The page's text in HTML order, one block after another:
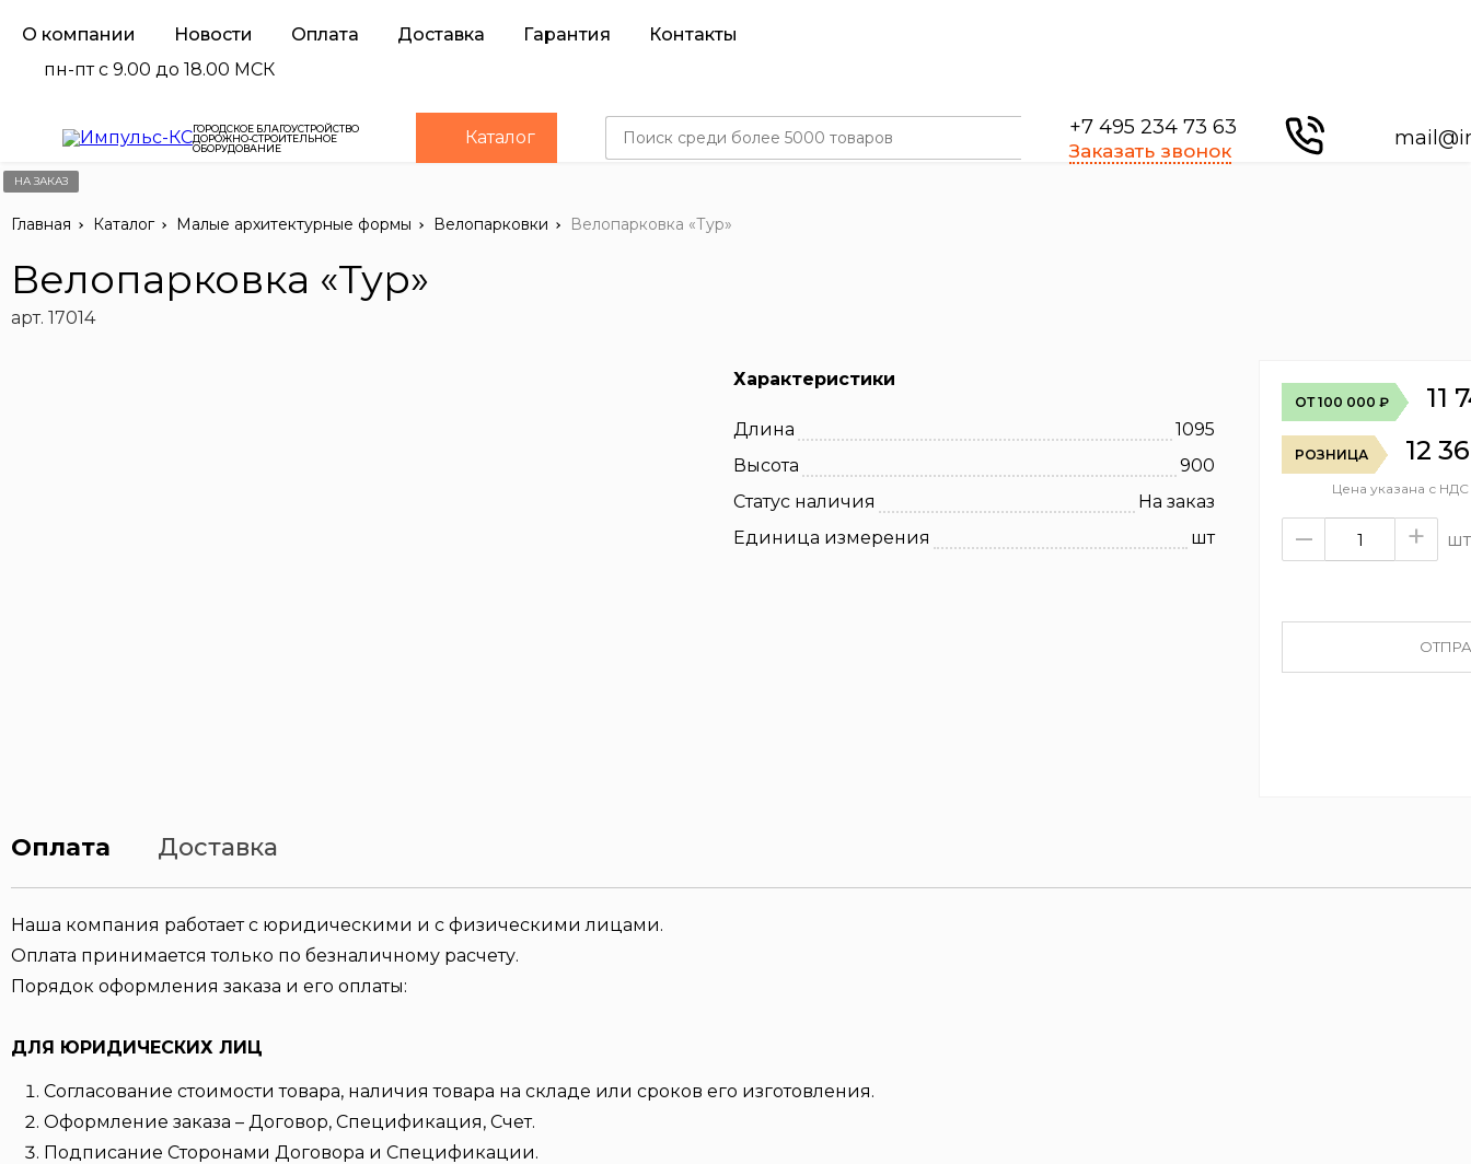
О компании Новости Оплата Доставка Гарантия
Контакты
пн-пт с 9.00 до 18.00 МСК
ГОРОДСКОЕ БЛАГОУСТРОЙСТВО
ДОРОЖНО-СТРОИТЕЛЬНОЕ
ОБОРУДОВАНИЕ
Каталог +7 495 234 73 63
Заказать звонок
Главная Каталог Малые архитектурные формы Велопарковки Велопарковка «Тур»
Велопарковка «Тур»
арт. 17014
НА ЗАКАЗ
Характеристики
Длина
1095
Высота
900
Статус наличия
На заказ
Единица измерения
шт
ОТ 100 000 ₽ 11
РОЗНИЦА 12
Цена указана с НДС
– + шт
Оплата Доставка
Наша компания работает с юридическими и с физическими лицами.
Оплата принимается только по безналичному расчету.
Порядок оформления заказа и его оплаты:
ДЛЯ ЮРИДИЧЕСКИХ ЛИЦ
Согласование стоимости товара, наличия товара на складе или сроков его изготовления.
Оформление заказа – Договор, Спецификация, Счет.
Подписание Сторонами Договора и Спецификации.